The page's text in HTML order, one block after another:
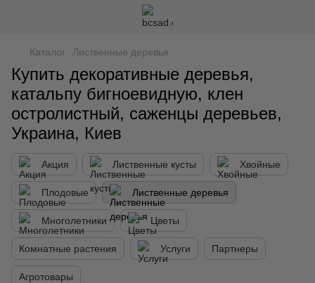
Каталог Лиственные деревья
Купить декоративные деревья,
катальпу бигноевидную, клен
остролистный, саженцы деревьев,
Украина, Киев
Акция Лиственные кусты Хвойные
Плодовые Лиственные деревья
Многолетники Цветы
Комнатные растения Услуги Партнеры
Агротовары